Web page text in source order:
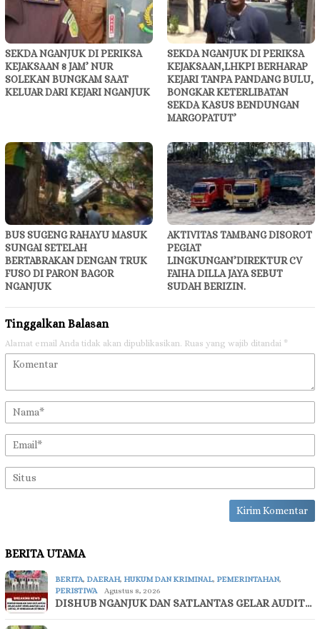
SEKDA NGANJUK DI PERIKSA
KEJAKSAAN 8 JAM’ NUR
SOLEKAN BUNGKAM SAAT
KELUAR DARI KEJARI NGANJUK
SEKDA NGANJUK DI PERIKSA
KEJAKSAAN,LHKPI BERHARAP
KEJARI TANPA PANDANG BULU,
BONGKAR KETERLIBATAN
SEKDA KASUS BENDUNGAN
MARGOPATUT’
BUS SUGENG RAHAYU MASUK
SUNGAI SETELAH
BERTABRAKAN DENGAN TRUK
FUSO DI PARON BAGOR
NGANJUK
AKTIVITAS TAMBANG DISOROT
PEGIAT
LINGKUNGAN’DIREKTUR CV
FAIHA DILLA JAYA SEBUT
SUDAH BERIZIN.
Tinggalkan Balasan
Alamat email Anda tidak akan dipublikasikan. Ruas yang wajib ditandai *
BERITA UTAMA
BERITA, DAERAH, HUKUM DAN KRIMINAL, PEMERINTAHAN,
PERISTIWA
Agustus 8, 2026
DISHUB NGANJUK DAN SATLANTAS GELAR AUDIT…